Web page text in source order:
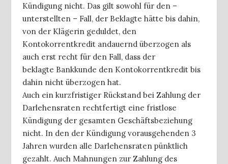
Kündigung nicht. Das gilt sowohl für den –
unterstellten – Fall, der Beklagte hätte bis dahin,
von der Klägerin geduldet, den
Kontokorrentkredit andauernd überzogen als
auch erst recht für den Fall, dass der
beklagte Bankkunde den Kontokorrentkredit bis
dahin nicht überzogen hat.
Auch ein kurzfristiger Rückstand bei Zahlung der
Darlehensraten rechtfertigt eine fristlose
Kündigung der gesamten Geschäftsbeziehung
nicht. In den der Kündigung vorausgehenden 3
Jahren wurden alle Darlehensraten pünktlich
gezahlt. Auch Mahnungen zur Zahlung des